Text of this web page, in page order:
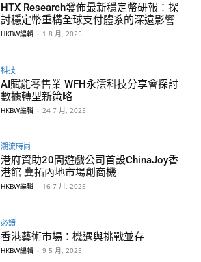
HTX Research發佈最新穩定幣研報：探
討穩定幣重構全球支付體系的深遠影響
HKBW編輯 - 1 8 月, 2025
科技
AI賦能零售業 WFH永澐科技分享會探討
數據轉型新策略
HKBW編輯 - 24 7 月, 2025
潮流時尚
港府資助20間遊戲公司首設ChinaJoy香
港館 冀拓內地市場創商機
HKBW編輯 - 16 7 月, 2025
必讀
香港藝術市場：機遇與挑戰並存
HKBW編輯 - 9 5 月, 2025